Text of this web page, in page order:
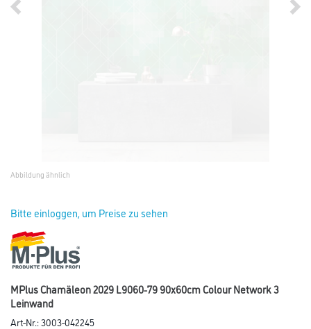
Abbildung ähnlich
Bitte einloggen, um Preise zu sehen
MPlus Chamäleon 2029 L9060-79 90x60cm Colour Network 3
Leinwand
Art-Nr.:3003-042245